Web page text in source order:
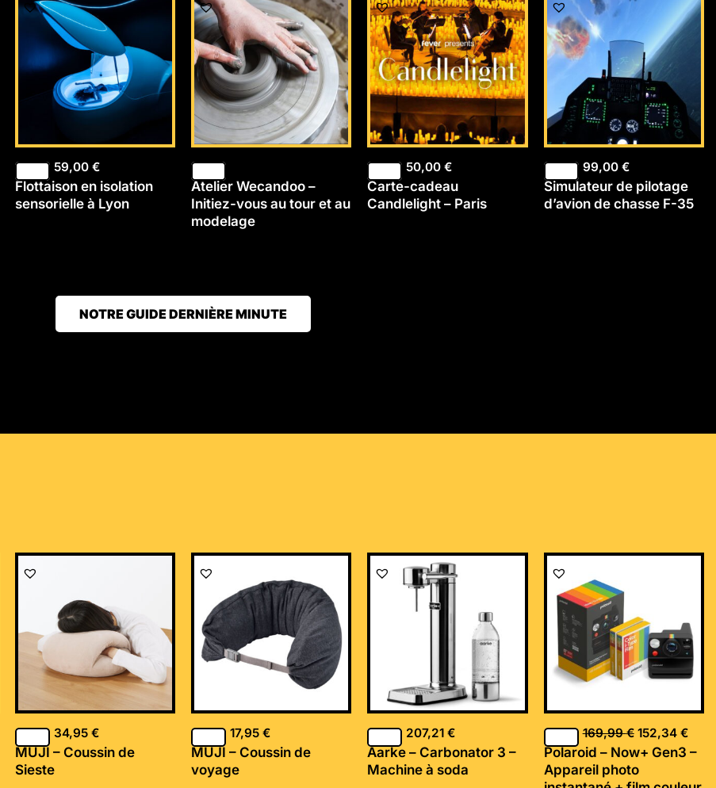
59,00 €
Flottaison en isolation
sensorielle à Lyon
Atelier Wecandoo –
Initiez-vous au tour et au
modelage
50,00€
Carte-cadeau
Candlelight – Paris
99,00 €
Simulateur de pilotage
d’avion de chasse F-35
NOTRE GUIDE DERNIÈRE MINUTE
34,95 €
MUJI – Coussin de
Sieste
17,95 €
MUJI – Coussin de
voyage
207,21€
Aarke – Carbonator 3 –
Machine à soda
169,99€
Le
169,99 €.
152,34 €
Le
Polaroid – Now+ Gen3 –
Appareil photo